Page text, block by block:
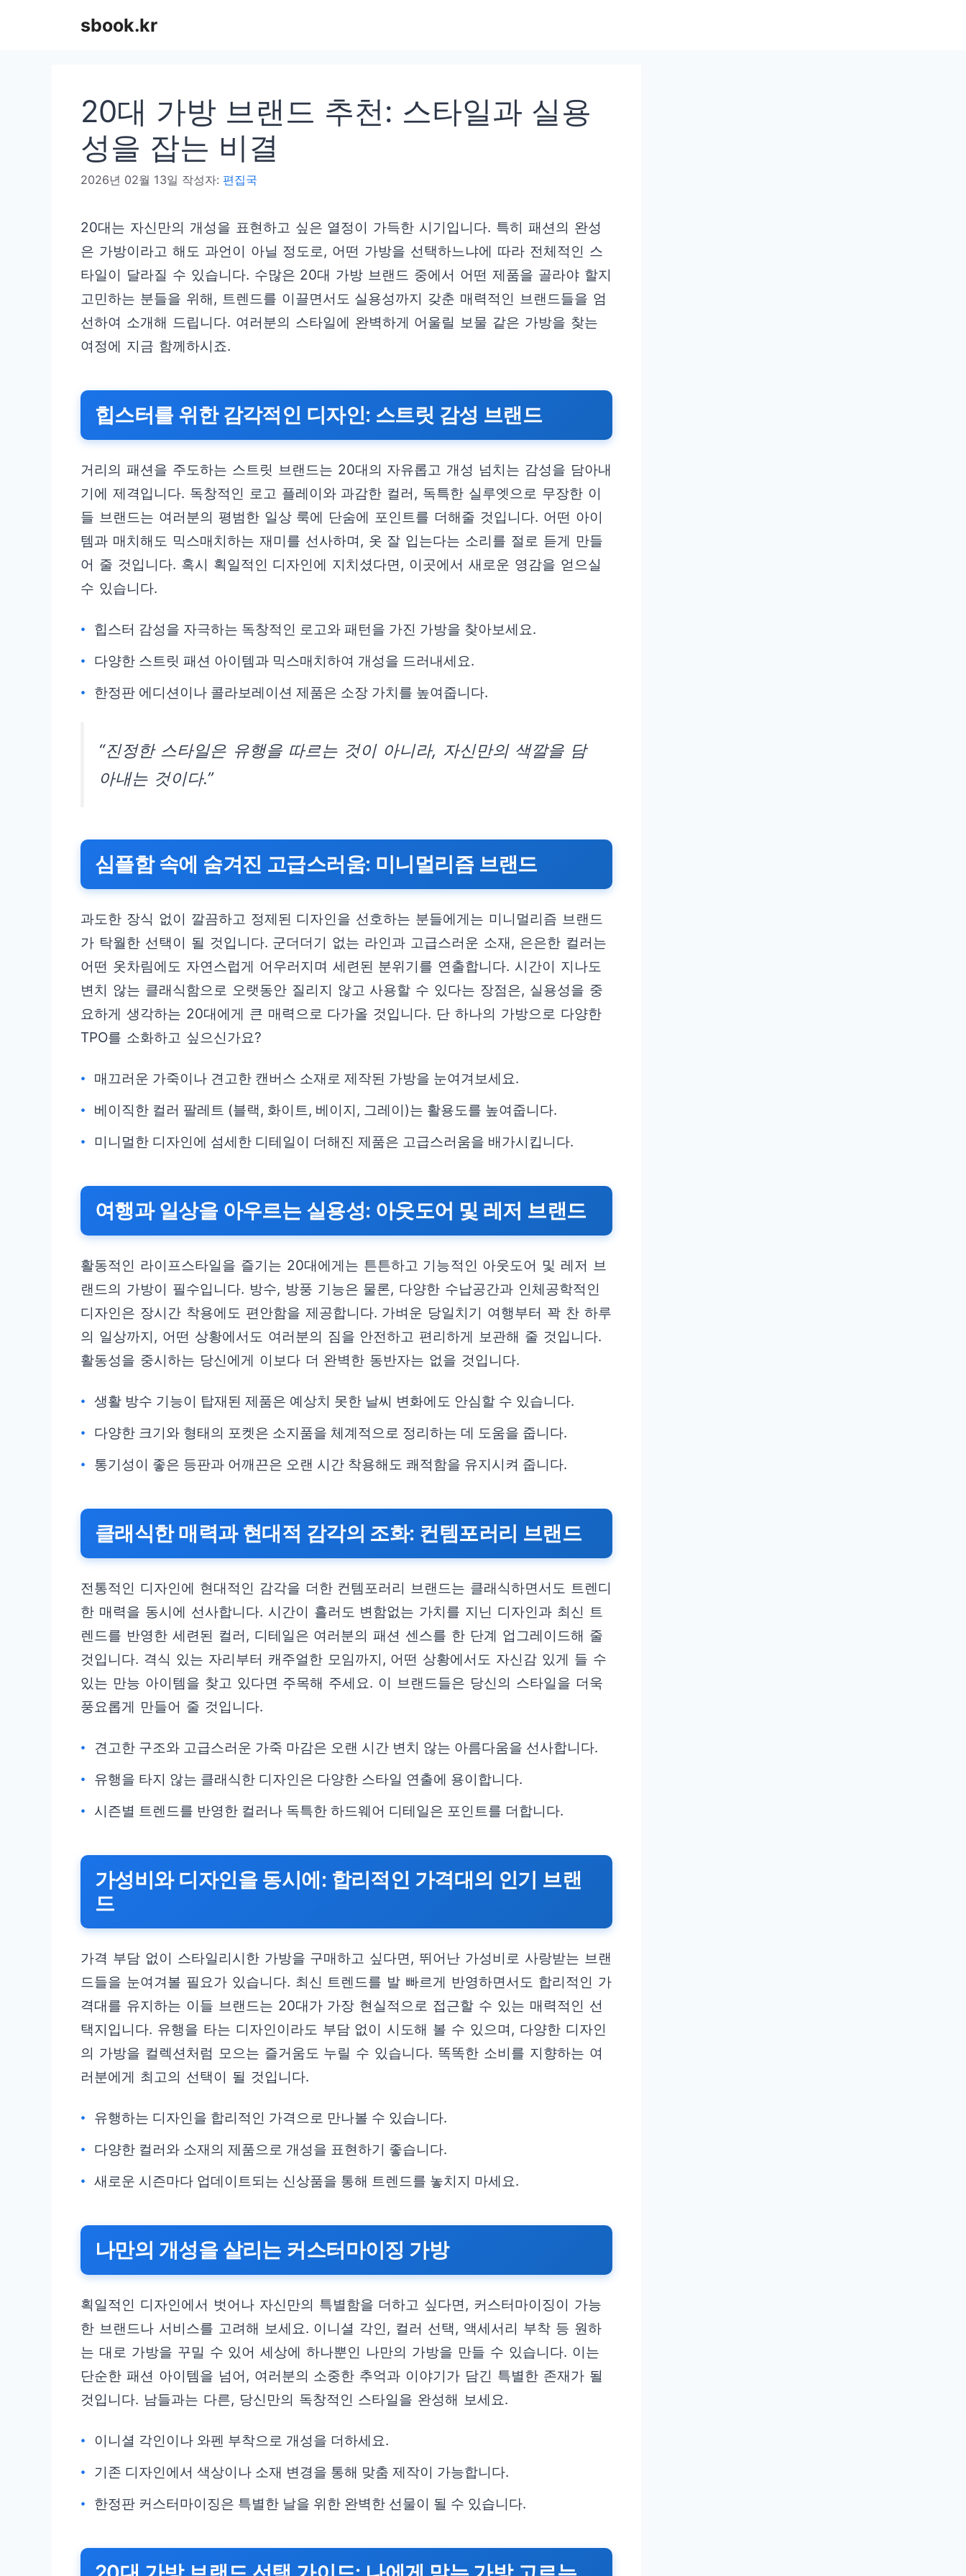
sbook.kr
20대 가방 브랜드 추천: 스타일과 실용
성을 잡는 비결
2026년 02월 13일 작성자: 편집국
20대는 자신만의 개성을 표현하고 싶은 열정이 가득한 시기입니다. 특히 패션의 완성
은 가방이라고 해도 과언이 아닐 정도로, 어떤 가방을 선택하느냐에 따라 전체적인 스
타일이 달라질 수 있습니다. 수많은 20대 가방 브랜드 중에서 어떤 제품을 골라야 할지
고민하는 분들을 위해, 트렌드를 이끌면서도 실용성까지 갖춘 매력적인 브랜드들을 엄
선하여 소개해 드립니다. 여러분의 스타일에 완벽하게 어울릴 보물 같은 가방을 찾는
여정에 지금 함께하시죠.
힙스터를 위한 감각적인 디자인: 스트릿 감성 브랜드
거리의 패션을 주도하는 스트릿 브랜드는 20대의 자유롭고 개성 넘치는 감성을 담아내
기에 제격입니다. 독창적인 로고 플레이와 과감한 컬러, 독특한 실루엣으로 무장한 이
들 브랜드는 여러분의 평범한 일상 룩에 단숨에 포인트를 더해줄 것입니다. 어떤 아이
템과 매치해도 믹스매치하는 재미를 선사하며, 옷 잘 입는다는 소리를 절로 듣게 만들
어 줄 것입니다. 혹시 획일적인 디자인에 지치셨다면, 이곳에서 새로운 영감을 얻으실
수 있습니다.
힙스터 감성을 자극하는 독창적인 로고와 패턴을 가진 가방을 찾아보세요.
다양한 스트릿 패션 아이템과 믹스매치하여 개성을 드러내세요.
한정판 에디션이나 콜라보레이션 제품은 소장 가치를 높여줍니다.
“진정한 스타일은 유행을 따르는 것이 아니라, 자신만의 색깔을 담
아내는 것이다.”
심플함 속에 숨겨진 고급스러움: 미니멀리즘 브랜드
과도한 장식 없이 깔끔하고 정제된 디자인을 선호하는 분들에게는 미니멀리즘 브랜드
가 탁월한 선택이 될 것입니다. 군더더기 없는 라인과 고급스러운 소재, 은은한 컬러는
어떤 옷차림에도 자연스럽게 어우러지며 세련된 분위기를 연출합니다. 시간이 지나도
변치 않는 클래식함으로 오랫동안 질리지 않고 사용할 수 있다는 장점은, 실용성을 중
요하게 생각하는 20대에게 큰 매력으로 다가올 것입니다. 단 하나의 가방으로 다양한
TPO를 소화하고 싶으신가요?
매끄러운 가죽이나 견고한 캔버스 소재로 제작된 가방을 눈여겨보세요.
베이직한 컬러 팔레트 (블랙, 화이트, 베이지, 그레이)는 활용도를 높여줍니다.
미니멀한 디자인에 섬세한 디테일이 더해진 제품은 고급스러움을 배가시킵니다.
여행과 일상을 아우르는 실용성: 아웃도어 및 레저 브랜드
활동적인 라이프스타일을 즐기는 20대에게는 튼튼하고 기능적인 아웃도어 및 레저 브
랜드의 가방이 필수입니다. 방수, 방풍 기능은 물론, 다양한 수납공간과 인체공학적인
디자인은 장시간 착용에도 편안함을 제공합니다. 가벼운 당일치기 여행부터 꽉 찬 하루
의 일상까지, 어떤 상황에서도 여러분의 짐을 안전하고 편리하게 보관해 줄 것입니다.
활동성을 중시하는 당신에게 이보다 더 완벽한 동반자는 없을 것입니다.
생활 방수 기능이 탑재된 제품은 예상치 못한 날씨 변화에도 안심할 수 있습니다.
다양한 크기와 형태의 포켓은 소지품을 체계적으로 정리하는 데 도움을 줍니다.
통기성이 좋은 등판과 어깨끈은 오랜 시간 착용해도 쾌적함을 유지시켜 줍니다.
클래식한 매력과 현대적 감각의 조화: 컨템포러리 브랜드
전통적인 디자인에 현대적인 감각을 더한 컨템포러리 브랜드는 클래식하면서도 트렌디
한 매력을 동시에 선사합니다. 시간이 흘러도 변함없는 가치를 지닌 디자인과 최신 트
렌드를 반영한 세련된 컬러, 디테일은 여러분의 패션 센스를 한 단계 업그레이드해 줄
것입니다. 격식 있는 자리부터 캐주얼한 모임까지, 어떤 상황에서도 자신감 있게 들 수
있는 만능 아이템을 찾고 있다면 주목해 주세요. 이 브랜드들은 당신의 스타일을 더욱
풍요롭게 만들어 줄 것입니다.
견고한 구조와 고급스러운 가죽 마감은 오랜 시간 변치 않는 아름다움을 선사합니다.
유행을 타지 않는 클래식한 디자인은 다양한 스타일 연출에 용이합니다.
시즌별 트렌드를 반영한 컬러나 독특한 하드웨어 디테일은 포인트를 더합니다.
가성비와 디자인을 동시에: 합리적인 가격대의 인기 브랜
드
가격 부담 없이 스타일리시한 가방을 구매하고 싶다면, 뛰어난 가성비로 사랑받는 브랜
드들을 눈여겨볼 필요가 있습니다. 최신 트렌드를 발 빠르게 반영하면서도 합리적인 가
격대를 유지하는 이들 브랜드는 20대가 가장 현실적으로 접근할 수 있는 매력적인 선
택지입니다. 유행을 타는 디자인이라도 부담 없이 시도해 볼 수 있으며, 다양한 디자인
의 가방을 컬렉션처럼 모으는 즐거움도 누릴 수 있습니다. 똑똑한 소비를 지향하는 여
러분에게 최고의 선택이 될 것입니다.
유행하는 디자인을 합리적인 가격으로 만나볼 수 있습니다.
다양한 컬러와 소재의 제품으로 개성을 표현하기 좋습니다.
새로운 시즌마다 업데이트되는 신상품을 통해 트렌드를 놓치지 마세요.
나만의 개성을 살리는 커스터마이징 가방
획일적인 디자인에서 벗어나 자신만의 특별함을 더하고 싶다면, 커스터마이징이 가능
한 브랜드나 서비스를 고려해 보세요. 이니셜 각인, 컬러 선택, 액세서리 부착 등 원하
는 대로 가방을 꾸밀 수 있어 세상에 하나뿐인 나만의 가방을 만들 수 있습니다. 이는
단순한 패션 아이템을 넘어, 여러분의 소중한 추억과 이야기가 담긴 특별한 존재가 될
것입니다. 남들과는 다른, 당신만의 독창적인 스타일을 완성해 보세요.
이니셜 각인이나 와펜 부착으로 개성을 더하세요.
기존 디자인에서 색상이나 소재 변경을 통해 맞춤 제작이 가능합니다.
한정판 커스터마이징은 특별한 날을 위한 완벽한 선물이 될 수 있습니다.